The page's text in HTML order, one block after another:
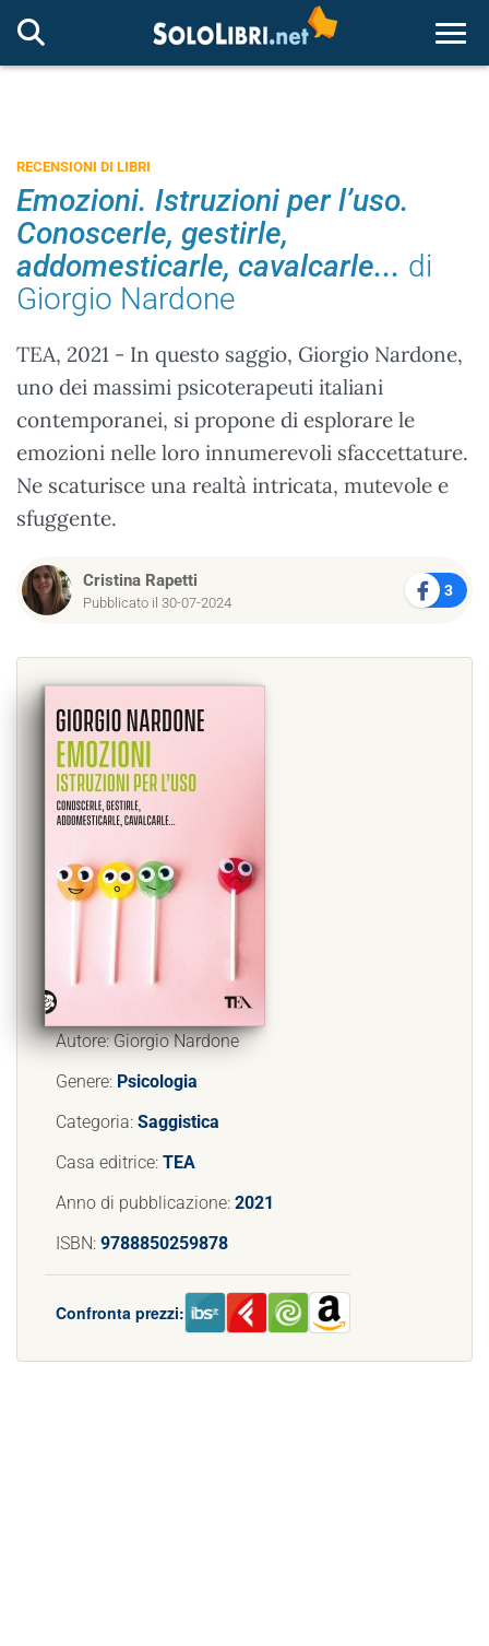
RECENSIONI DI LIBRI
Emozioni. Istruzioni per l’uso.
Conoscerle, gestirle,
addomesticarle, cavalcarle... di
Giorgio Nardone
TEA, 2021 - In questo saggio, Giorgio Nardone,
uno dei massimi psicoterapeuti italiani
contemporanei, si propone di esplorare le
emozioni nelle loro innumerevoli sfaccettature.
Ne scaturisce una realtà intricata, mutevole e
sfuggente.
Cristina Rapetti
Pubblicato il 30-07-2024
3
Autore: Giorgio Nardone
Genere: Psicologia
Categoria: Saggistica
Casa editrice: TEA
Anno di pubblicazione: 2021
ISBN: 9788850259878
Confronta prezzi: